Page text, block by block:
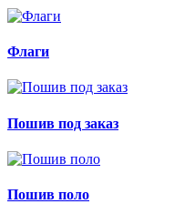
Флаги
Пошив под заказ
Пошив поло